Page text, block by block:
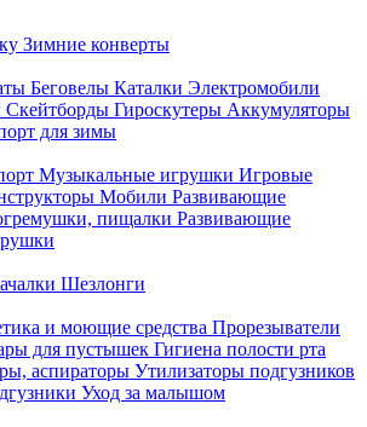
Зимние конверты
Беговелы Каталки Электромобили
Скейтборды Гироскутеры Аккумуляторы
для зимы
Музыкальные игрушки Игровые
Мобили Развивающие
пищалки Развивающие
Шезлонги
и моющие средства Прорезыватели
для пустышек Гигиена полости рта
аспираторы Утилизаторы подгузников
Уход за малышом